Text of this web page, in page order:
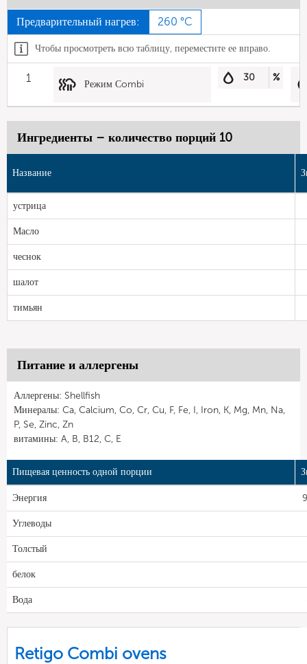
Предварительный нагрев: 260 °C
Чтобы просмотреть всю таблицу, переместите ее вправо.
1 Режим Сombi
30 %
Ингредиенты – количество порций 10
Название
устрица
Масло
чеснок
шалот
тимьян
Питание и аллергены
Аллергены: Shellfish
Минералы: Ca, Calcium, Co, Cr, Cu, F, Fe, I, Iron, K, Mg, Mn, Na,
P, Se, Zinc, Zn
витамины: A, B, B12, C, E
Пищевая ценность одной порции
Энергия
Углеводы
Толстый
белок
Вода
Retigo Combi ovens